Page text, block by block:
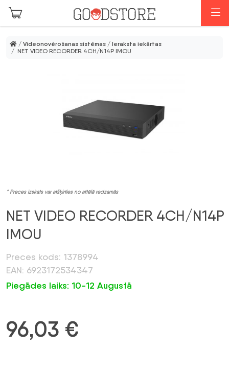
Skip to main content
/ Videonovērošanas sistēmas / Ieraksta iekārtas
/ NET VIDEO RECORDER 4CH/N14P IMOU
* Preces izskats var atšķirties no attēlā redzamās
NET VIDEO RECORDER 4CH/N14P
IMOU
Preces kods: 1378994
EAN: 6923172534347
Piegādes laiks: 10-12 Augustā
96,03 €